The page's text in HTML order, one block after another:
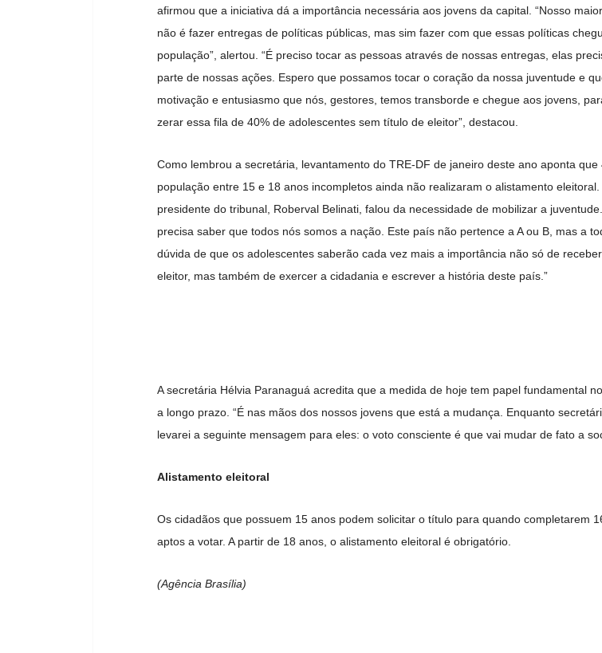
afirmou que a iniciativa dá a importância necessária aos jovens da capital. “Nosso
não é fazer entregas de políticas públicas, mas sim fazer com que essas políticas
população”, alertou. “É preciso tocar as pessoas através de nossas entregas, elas
parte de nossas ações. Espero que possamos tocar o coração da nossa juventude e
motivação e entusiasmo que nós, gestores, temos transborde e chegue aos jovens,
zerar essa fila de 40% de adolescentes sem título de eleitor”, destacou.
Como lembrou a secretária, levantamento do TRE-DF de janeiro deste ano aponta que
população entre 15 e 18 anos incompletos ainda não realizaram o alistamento
presidente do tribunal, Roberval Belinati, falou da necessidade de mobilizar a
precisa saber que todos nós somos a nação. Este país não pertence a A ou B, mas a
dúvida de que os adolescentes saberão cada vez mais a importância não só de
eleitor, mas também de exercer a cidadania e escrever a história deste país.”
A secretária Hélvia Paranaguá acredita que a medida de hoje tem papel fundamental
a longo prazo. “É nas mãos dos nossos jovens que está a mudança. Enquanto
levarei a seguinte mensagem para eles: o voto consciente é que vai mudar de fato a
Alistamento eleitoral
Os cidadãos que possuem 15 anos podem solicitar o título para quando completarem
aptos a votar. A partir de 18 anos, o alistamento eleitoral é obrigatório.
(Agência Brasília)